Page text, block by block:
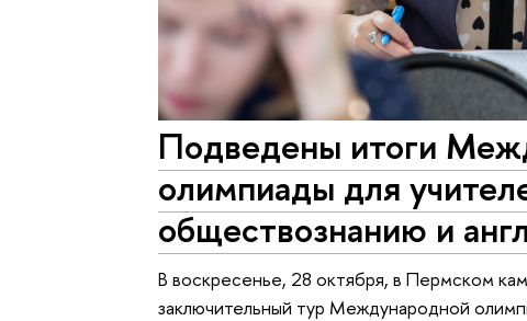
Подведены итоги
олимпиады для
обществознанию и
В воскресенье, 28 октября, в Пермском
заключительный тур Международной